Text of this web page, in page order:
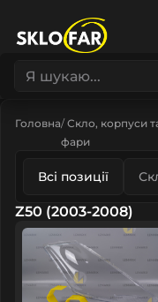
Головна Скло, корпуси
фари
Всі позиції
Z50 (2003-2008)